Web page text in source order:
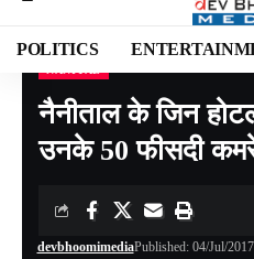
POLITICS
Devbhoomi Media>Blog>NATIONAL
नैनीताल के जिन
उनके 50 फीसदी
devbhoomimediaPublished: 04/Jul/2017